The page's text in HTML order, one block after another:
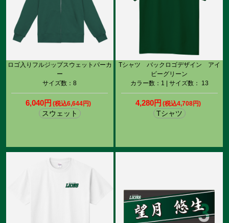
ロゴ入りフルジップスウェットパーカ
ー
サイズ数：8
6,040円 (税込6,644円)
スウェット
Tシャツ バックロゴデザイン アイ
ビーグリーン
カラー数：1 | サイズ数： 13
4,280円 (税込4,708円)
Tシャツ